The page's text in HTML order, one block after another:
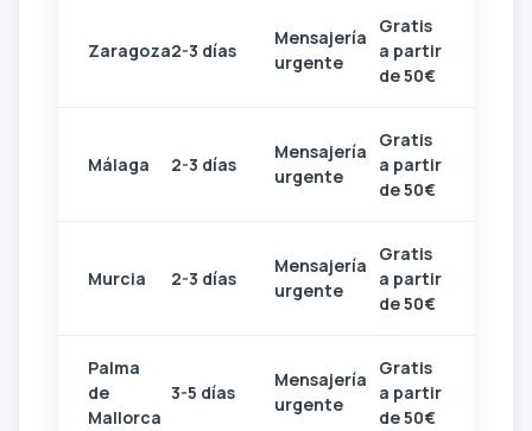
Zaragoza2-3 días
Mensajería
urgente
Gratis
a partir
de 50€
Málaga 2-3 días
Mensajería
urgente
Gratis
a partir
de 50€
Murcia 2-3 días
Mensajería
urgente
Gratis
a partir
de 50€
Palma
de
Mallorca
3-5 días
Mensajería
urgente
Gratis
a partir
de 50€